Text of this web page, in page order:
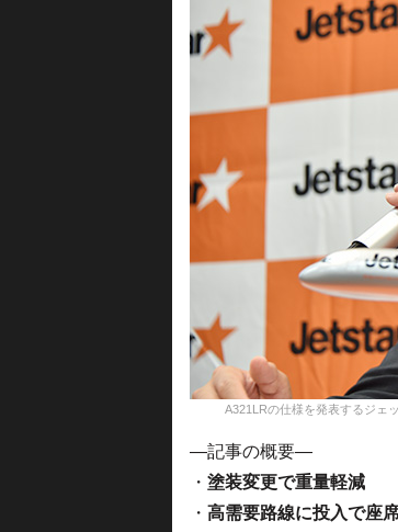
A321LRの仕様を発表するジェ
—記事の概要—
・ 塗装変更で重量軽減
・ 高需要路線に投入で座